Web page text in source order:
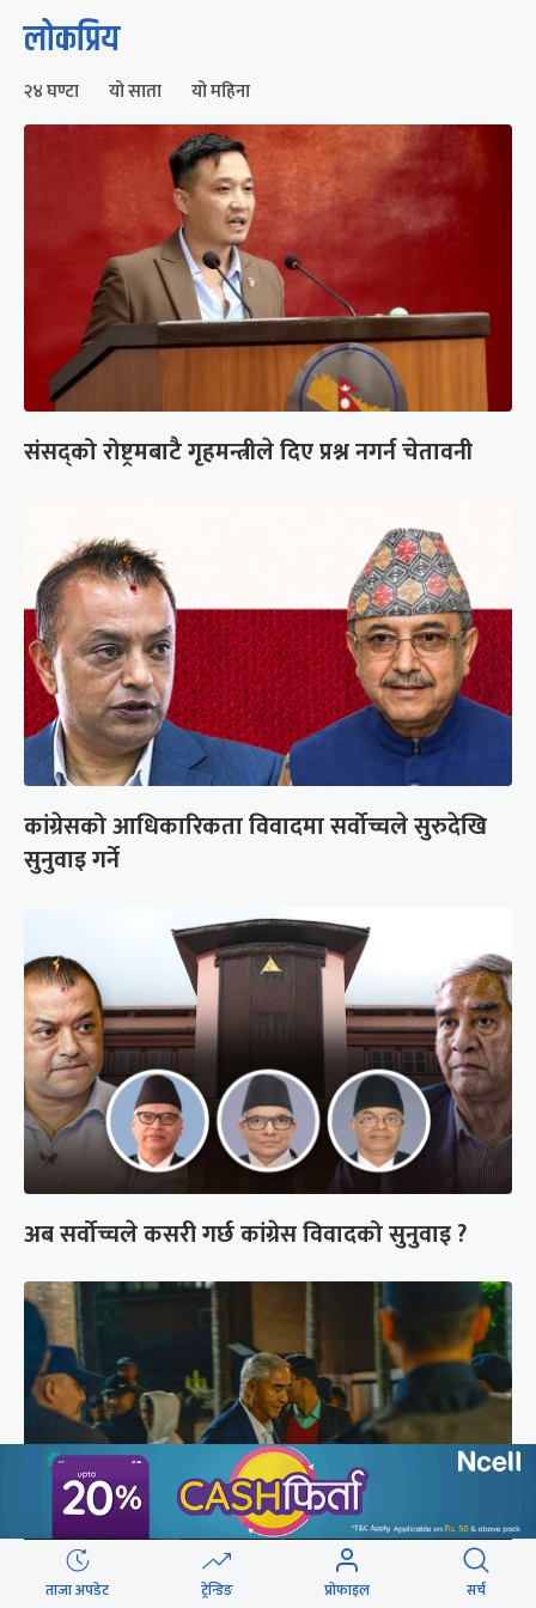
लोकप्रिय
२४ घण्टा यो साता यो महिना
संसद्को रोष्ट्रमबाटै गृहमन्त्रीले दिए प्रश्न नगर्न चेतावनी
कांग्रेसको आधिकारिकता विवादमा सर्वोच्चले सुरुदेखि
सुनुवाइ गर्ने
अब सर्वोच्चले कसरी गर्छ कांग्रेस विवादको सुनुवाइ ?
ताजा अपडेट ट्रेन्डिङ प्रोफाइल सर्च